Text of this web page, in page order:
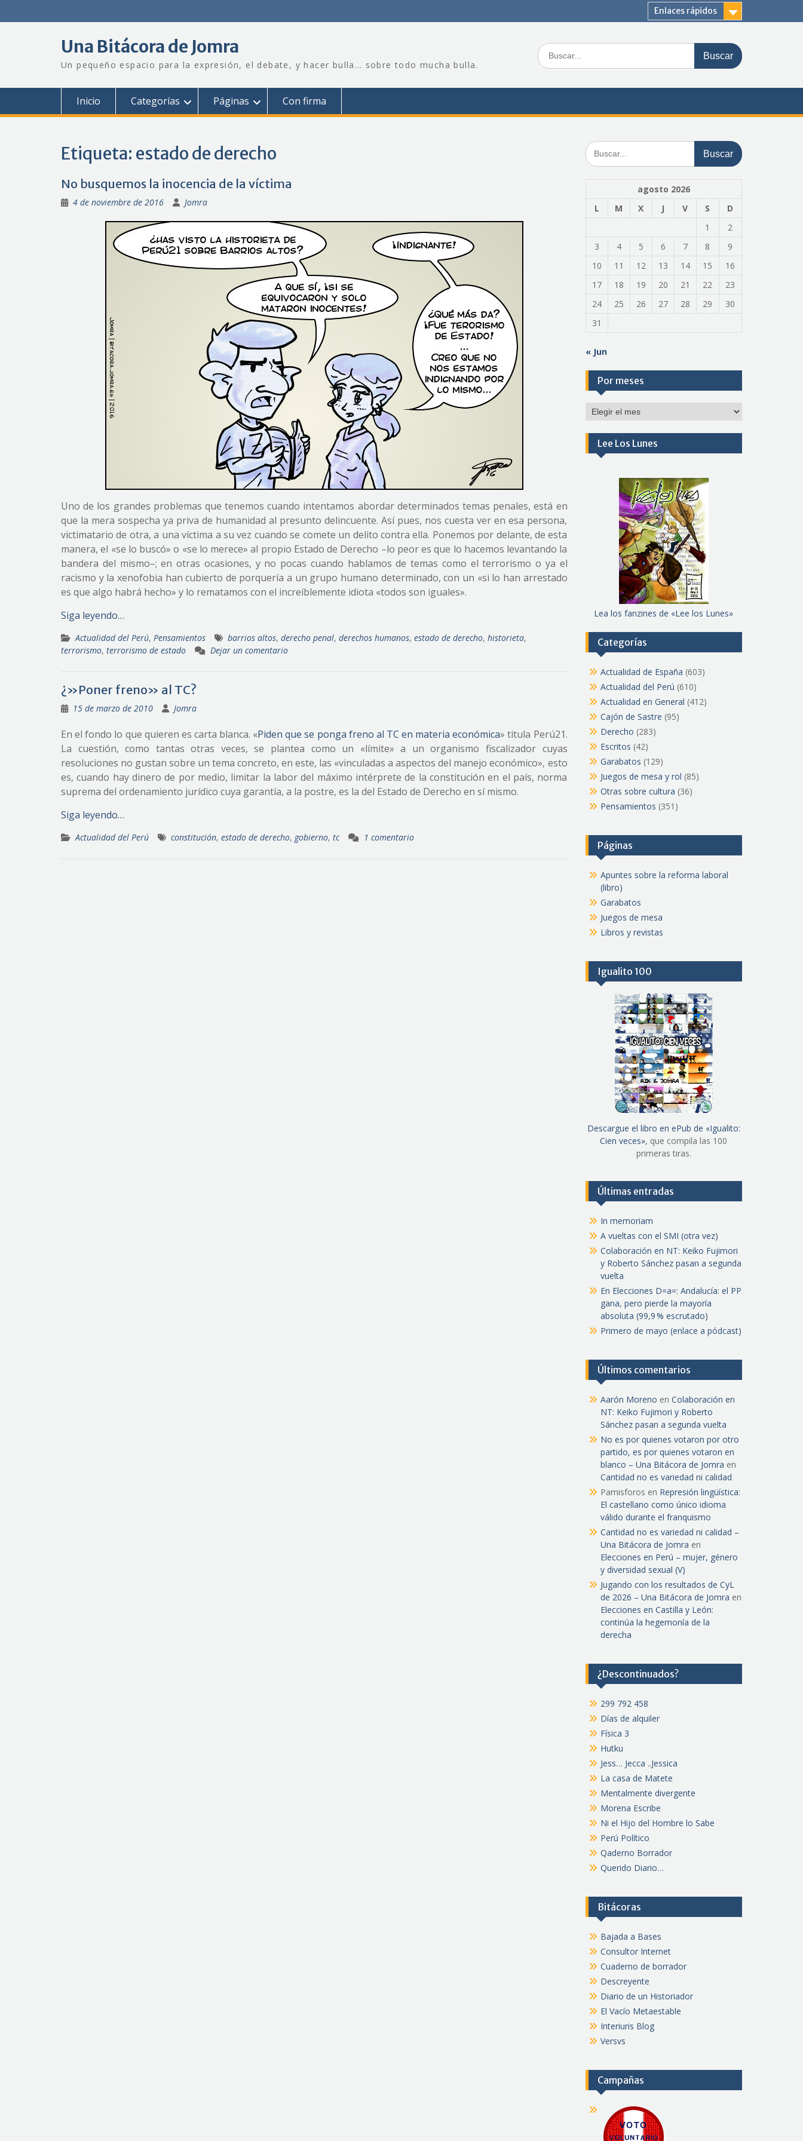
Enlaces rápidos
Una Bitácora de Jomra
Un pequeño espacio para la expresión, el debate, y hacer bulla… sobre todo mucha bulla.
Buscar:
Inicio Categorías Páginas Con firma
Etiqueta: estado de derecho
No busquemos la inocencia de la víctima
4 de noviembre de 2016 Jomra
Uno de los grandes problemas que tenemos cuando intentamos abordar determinados temas penales, está en
que la mera sospecha ya priva de humanidad al presunto delincuente. Así pues, nos cuesta ver en esa persona,
victimatario de otra, a una víctima a su vez cuando se comete un delito contra ella. Ponemos por delante, de esta
manera, el «se lo buscó» o «se lo merece» al propio Estado de Derecho –lo peor es que lo hacemos levantando la
bandera del mismo–; en otras ocasiones, y no pocas cuando hablamos de temas como el terrorismo o ya el
racismo y la xenofobia han cubierto de porquería a un grupo humano determinado, con un «si lo han arrestado
es que algo habrá hecho» y lo rematamos con el increíblemente idiota «todos son iguales».
Siga leyendo…
Actualidad del Perú, Pensamientos barrios altos, derecho penal, derechos humanos, estado de derecho, historieta,
terrorismo, terrorismo de estado Dejar un comentario
¿»Poner freno» al TC?
15 de marzo de 2010 Jomra
En el fondo lo que quieren es carta blanca. «Piden que se ponga freno al TC en materia económica» titula Perú21.
La cuestión, como tantas otras veces, se plantea como un «límite» a un organismo fiscalizador cuyas
resoluciones no gustan sobre un tema concreto, en este, las «vinculadas a aspectos del manejo económico», esto
es, cuando hay dinero de por medio, limitar la labor del máximo intérprete de la constitución en el país, norma
suprema del ordenamiento jurídico cuya garantía, a la postre, es la del Estado de Derecho en sí mismo.
Siga leyendo…
Actualidad del Perú constitución, estado de derecho, gobierno, tc 1 comentario
Buscar:
agosto 2026
L
M X J V S
D
1
2
3
4 5 6 7 8
9
10
11 12 13 14 15
16
17
18 19 20 21 22
23
24
25 26 27 28 29
30
31
« Jun
Por meses
Por
Lee Los Lunes
Lea los fanzines de «Lee los Lunes»
Categorías
Actualidad de España (603)
Actualidad del Perú (610)
Actualidad en General (412)
Cajón de Sastre (95)
Derecho (283)
Escritos (42)
Garabatos (129)
Juegos de mesa y rol (85)
Otras sobre cultura (36)
Pensamientos (351)
Páginas
Apuntes sobre la reforma laboral
(libro)
Garabatos
Juegos de mesa
Libros y revistas
Igualito 100
Descargue el libro en ePub de «Igualito:
Cien veces», que compila las 100
primeras tiras.
Últimas entradas
In memoriam
A vueltas con el SMI (otra vez)
Colaboración en NT: Keiko Fujimori
y Roberto Sánchez pasan a segunda
vuelta
En Elecciones D=a=: Andalucía: el PP
gana, pero pierde la mayoría
absoluta (99,9 % escrutado)
Primero de mayo (enlace a pódcast)
Últimos comentarios
Aarón Moreno en Colaboración en
NT: Keiko Fujimori y Roberto
Sánchez pasan a segunda vuelta
No es por quienes votaron por otro
partido, es por quienes votaron en
blanco – Una Bitácora de Jomra en
Cantidad no es variedad ni calidad
Pamisforos en Represión lingüística:
El castellano como único idioma
válido durante el franquismo
Cantidad no es variedad ni calidad –
Una Bitácora de Jomra en
Elecciones en Perú – mujer, género
y diversidad sexual (V)
Jugando con los resultados de CyL
de 2026 – Una Bitácora de Jomra en
Elecciones en Castilla y León:
continúa la hegemonía de la
derecha
¿Descontinuados?
299 792 458
Días de alquiler
Física 3
Hutku
Jess… Jecca ..Jessica
La casa de Matete
Mentalmente divergente
Morena Escribe
Ni el Hijo del Hombre lo Sabe
Perú Político
Qaderno Borrador
Querido Diario…
Bitácoras
Bajada a Bases
Consultor Internet
Cuaderno de borrador
Descreyente
Diario de un Historiador
El Vacío Metaestable
Interiuris Blog
Versvs
Campañas